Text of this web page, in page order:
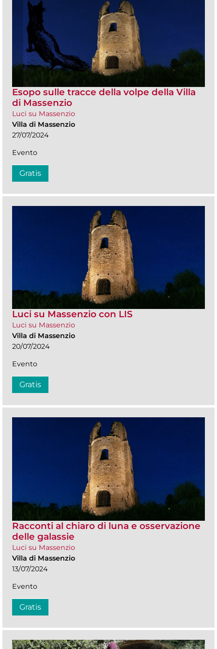
Esopo sulle tracce della volpe della Villa
di Massenzio
Luci su Massenzio
Villa di Massenzio
27/07/2024
Evento
Gratis
Luci su Massenzio con LIS
Luci su Massenzio
Villa di Massenzio
20/07/2024
Evento
Gratis
Racconti al chiaro di luna e osservazione
delle galassie
Luci su Massenzio
Villa di Massenzio
13/07/2024
Evento
Gratis